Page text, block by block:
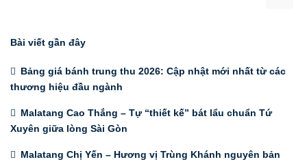
Bài viết gần đây
Bảng giá bánh trung thu 2026: Cập nhật mới nhất từ các
thương hiệu đầu ngành
Malatang Cao Thắng – Tự “thiết kế” bát lẩu chuẩn Tứ
Xuyên giữa lòng Sài Gòn
Malatang Chị Yến – Hương vị Trùng Khánh nguyên bản